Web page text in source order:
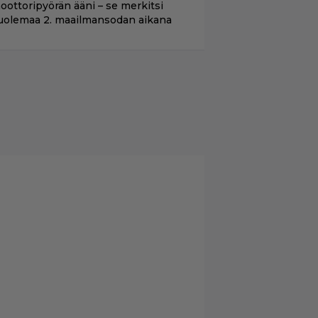
ääni – se merkitsi
2. maailmansodan aikana